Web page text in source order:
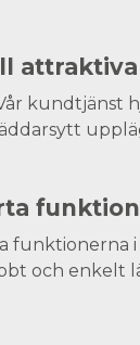
kundtjänst
funktionerna
och enkelt